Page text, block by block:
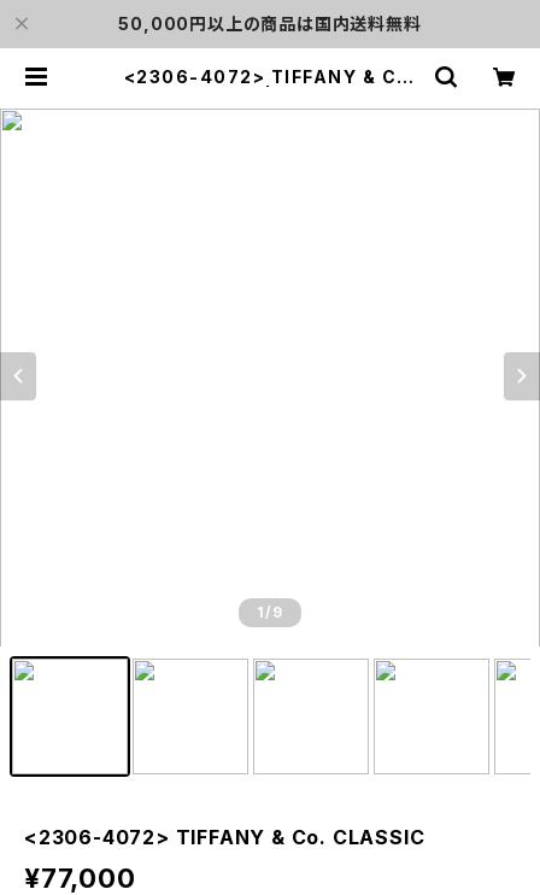
50,000円以上の商品は国内送料無料
<2306-4072> TIFFANY & Co.
1 /9
<2306-4072> TIFFANY & Co. CLASSIC
¥77,000